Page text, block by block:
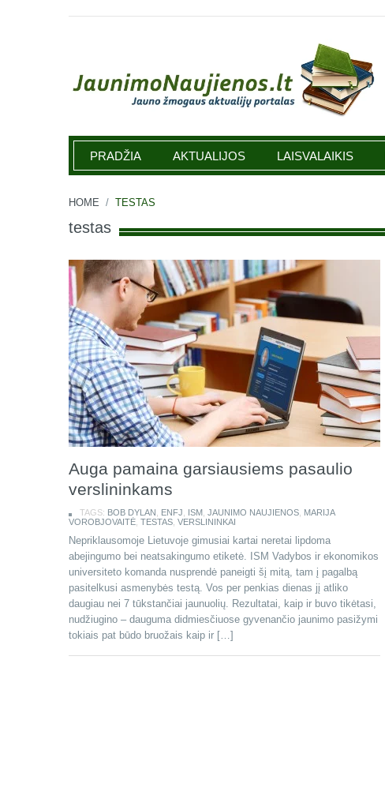
Jaunimonaujienos.lt
PRADŽIA AKTUALIJOS LAISVALAIKIS
HOME / TESTAS
testas
Auga pamaina garsiausiems pasaulio
verslininkams
TAGS: BOB DYLAN ENFJ ISM JAUNIMO NAUJIENOS MARIJA
VOROBJOVAITĖ TESTAS VERSLININKAI
Nepriklausomoje Lietuvoje gimusiai kartai neretai lipdoma
abejingumo bei neatsakingumo etiketė. ISM Vadybos ir ekonomikos
universiteto komanda nusprendė paneigti šį mitą, tam į pagalbą
pasitelkusi asmenybės testą. Vos per penkias dienas jį atliko
daugiau nei 7 tūkstančiai jaunuolių. Rezultatai, kaip ir buvo tikėtasi,
nudžiugino – dauguma didmiesčiuose gyvenančio jaunimo pasižymi
tokiais pat būdo bruožais kaip ir […]